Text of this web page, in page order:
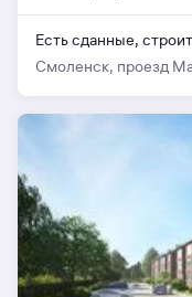
Есть сданные,
Смоленск, проезд